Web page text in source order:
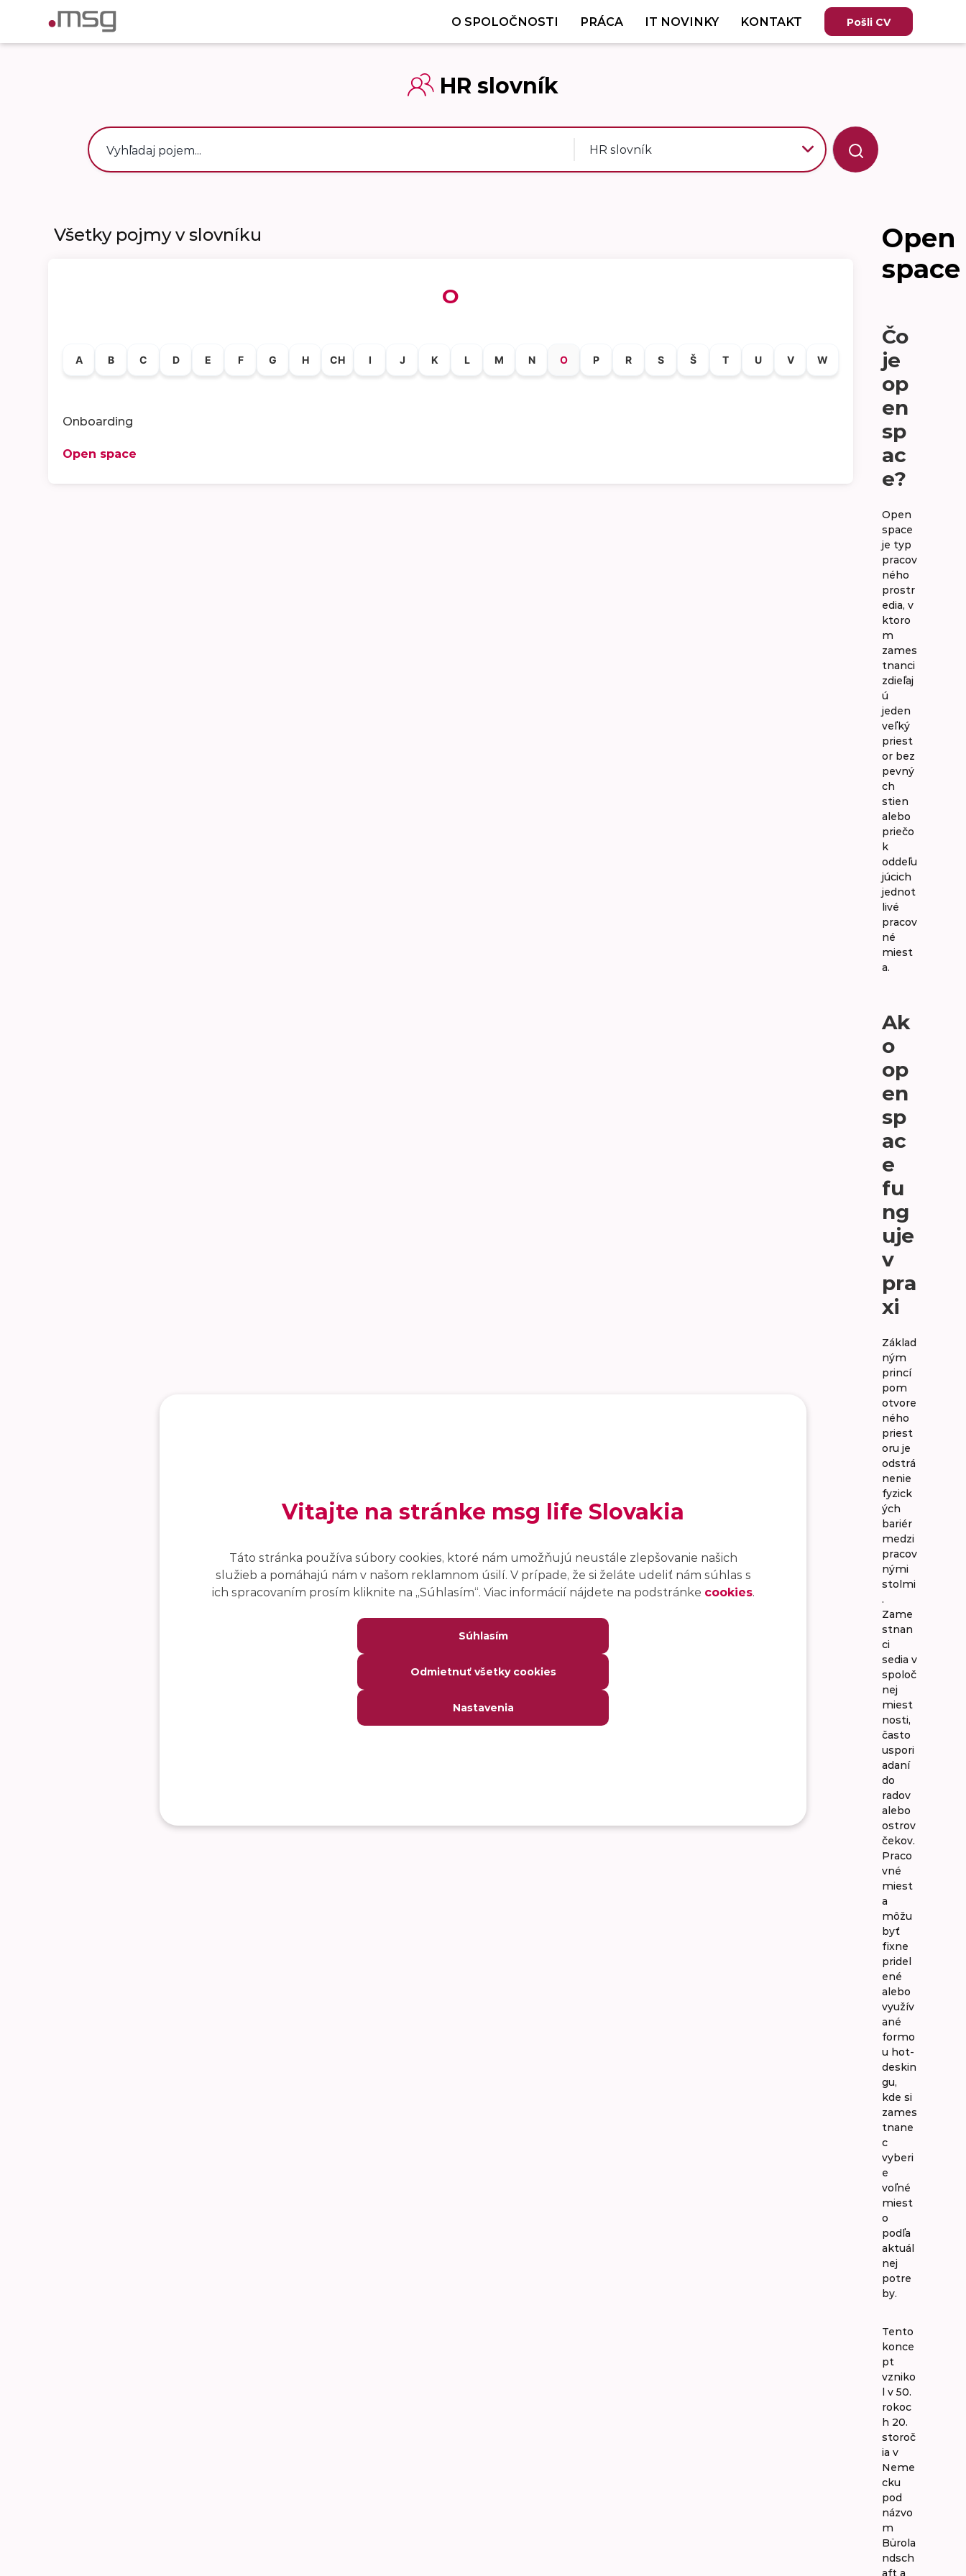
O SPOLOČNOSTI PRÁCA IT NOVINKY KONTAKT Pošli CV
HR slovník
HR slovník
Všetky pojmy v slovníku
O
A B C D E F G H CH I J K L M N O P R S Š T U V W
Onboarding
Open space
Open
space
Čo
je
op
en
sp
ac
e?
Open
space
je typ
pracov
ného
prostr
edia, v
ktoro
m
zames
tnanci
zdieľaj
ú
jeden
veľký
priest
or bez
pevný
ch
stien
alebo
priečo
k
oddeľu
júcich
jednot
livé
pracov
né
miest
a.
Ak
o
op
en
sp
ac
e
fu
ng
uje
v
pra
xi
Základ
ným
princí
pom
otvore
ného
priest
oru je
odstrá
nenie
fyzick
ých
bariér
medzi
pracov
nými
stolmi
.
Zame
stnan
ci
sedia v
spoloč
nej
miest
nosti,
často
uspori
adaní
do
radov
alebo
ostrov
čekov.
Praco
vné
miest
a
môžu
byť
fixne
pridel
ené
alebo
využív
ané
formo
u hot-
deskin
gu,
kde si
zames
tnane
c
vyberi
e
voľné
miest
o
podľa
aktuál
nej
potre
by.
Tento
konce
pt
vzniko
l v 50.
rokoc
h 20.
storoč
ia v
Neme
cku
pod
názvo
m
Bürola
ndsch
aft a
Vitajte na stránke msg life Slovakia
Táto stránka používa súbory cookies, ktoré nám umožňujú neustále zlepšovanie našich
služieb a pomáhajú nám v našom reklamnom úsilí. V prípade, že si želáte udeliť nám súhlas s
ich spracovaním prosím kliknite na ,,Súhlasím“. Viac informácií nájdete na podstránke cookies.
Súhlasím
Odmietnuť všetky cookies
Nastavenia